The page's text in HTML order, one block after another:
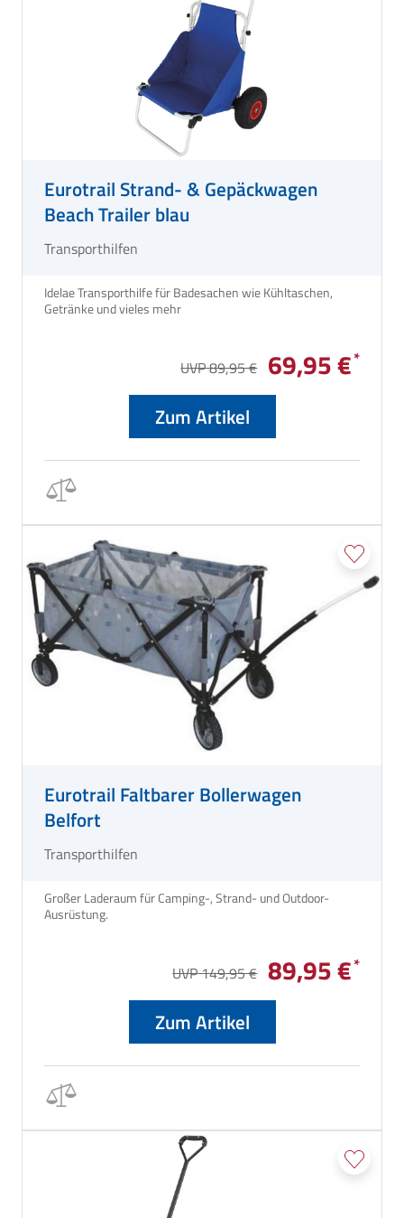
Eurotrail Strand- & Gepäckwagen
Beach Trailer blau
Transporthilfen
Idelae Transporthilfe für Badesachen wie Kühltaschen,
UVP 89,95 € 69,95 €
Zum Artikel
Eurotrail Faltbarer Bollerwagen
Belfort
Transporthilfen
Großer Laderaum für Camping-, Strand- und Outdoor-
UVP 149,95 € 89,95 €
Zum Artikel